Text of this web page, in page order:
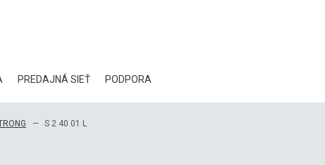
PREDAJNÁ SIEŤ PODPORA
BLOG
S 2 40 01 L